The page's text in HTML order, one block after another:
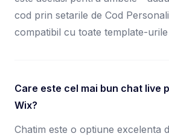
cod prin setarile de Cod
compatibil cu toate template-
Care este cel mai bun chat live
Wix?
Chatim este o optiune excelenta